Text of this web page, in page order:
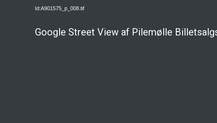
Id:A901575_p_008.tif
Google Street View af Pilemølle